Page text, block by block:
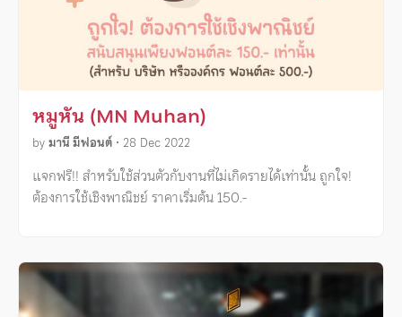
หมูหัน (MN Muhan)
byมานี มีฟอนต์ • 28 Dec 2022
แจกฟรี!! สำหรับใช้ส่วนตัวกับงานที่ไม่เกิดรายได้เท่านั้น ถูกใจ!
ต้องการใช้เชิงพาณิชย์ ราคาเริ่มต้น 150.-